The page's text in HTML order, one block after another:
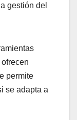
gestión del
permite
se adapta a